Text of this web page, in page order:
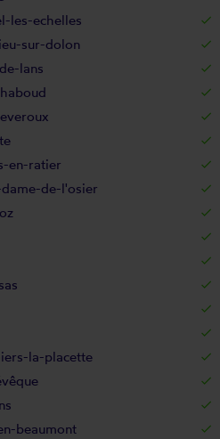
les-echelles
sur-dolon
lans
en-ratier
de-l'osier
la-placette
beaumont